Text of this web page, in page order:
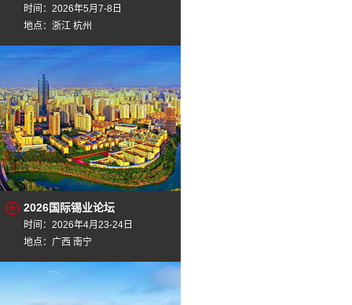
时间：2026年5月7-8日
地点：浙江 杭州
2026国际锡业论坛
时间：2026年4月23-24日
地点：广西 南宁